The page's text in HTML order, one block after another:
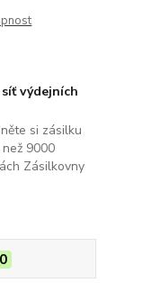
výdejních
si zásilku
9000
Zásilkovny
0